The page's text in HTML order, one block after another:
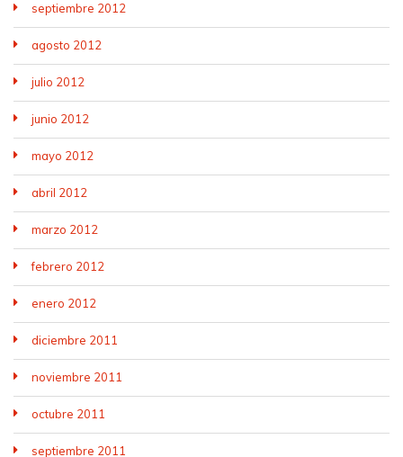
septiembre 2012
agosto 2012
julio 2012
junio 2012
mayo 2012
abril 2012
marzo 2012
febrero 2012
enero 2012
diciembre 2011
noviembre 2011
octubre 2011
septiembre 2011